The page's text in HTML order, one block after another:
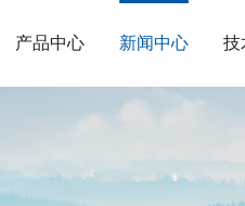
产品中心 新闻中心 技